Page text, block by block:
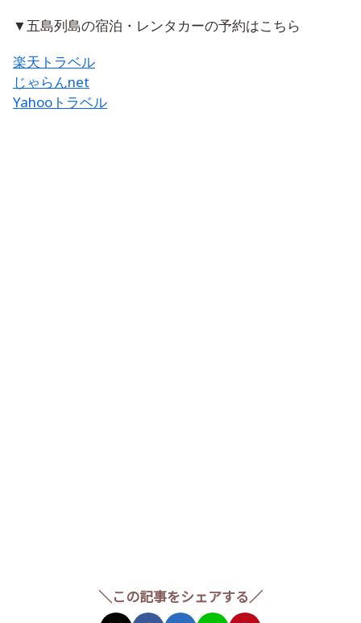
▼五島列島の宿泊・レンタカーの予約はこちら
楽天トラベル
じゃらんnet
Yahooトラベル
＼この記事をシェアする／